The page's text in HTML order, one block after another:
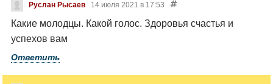
Руслан Рысаев 14 июля 2021 в 17:53
Какие молодцы. Какой голос. Здоровья счастья и
успехов вам
Ответить